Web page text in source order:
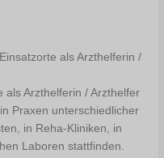
als Arzthelferin /
als Arzthelferin / Arzthelfer
Praxen unterschiedlicher
in Reha-Kliniken, in
Laboren stattfinden.